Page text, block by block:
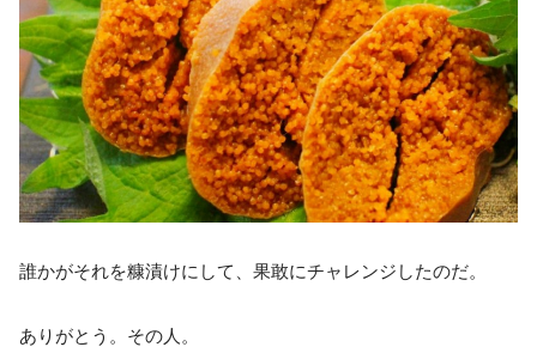
誰かがそれを糠漬けにして、果敢にチャレンジしたのだ。
ありがとう。その人。